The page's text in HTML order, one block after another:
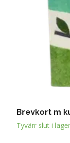
Brevkort m
Tyvärr slut i lager